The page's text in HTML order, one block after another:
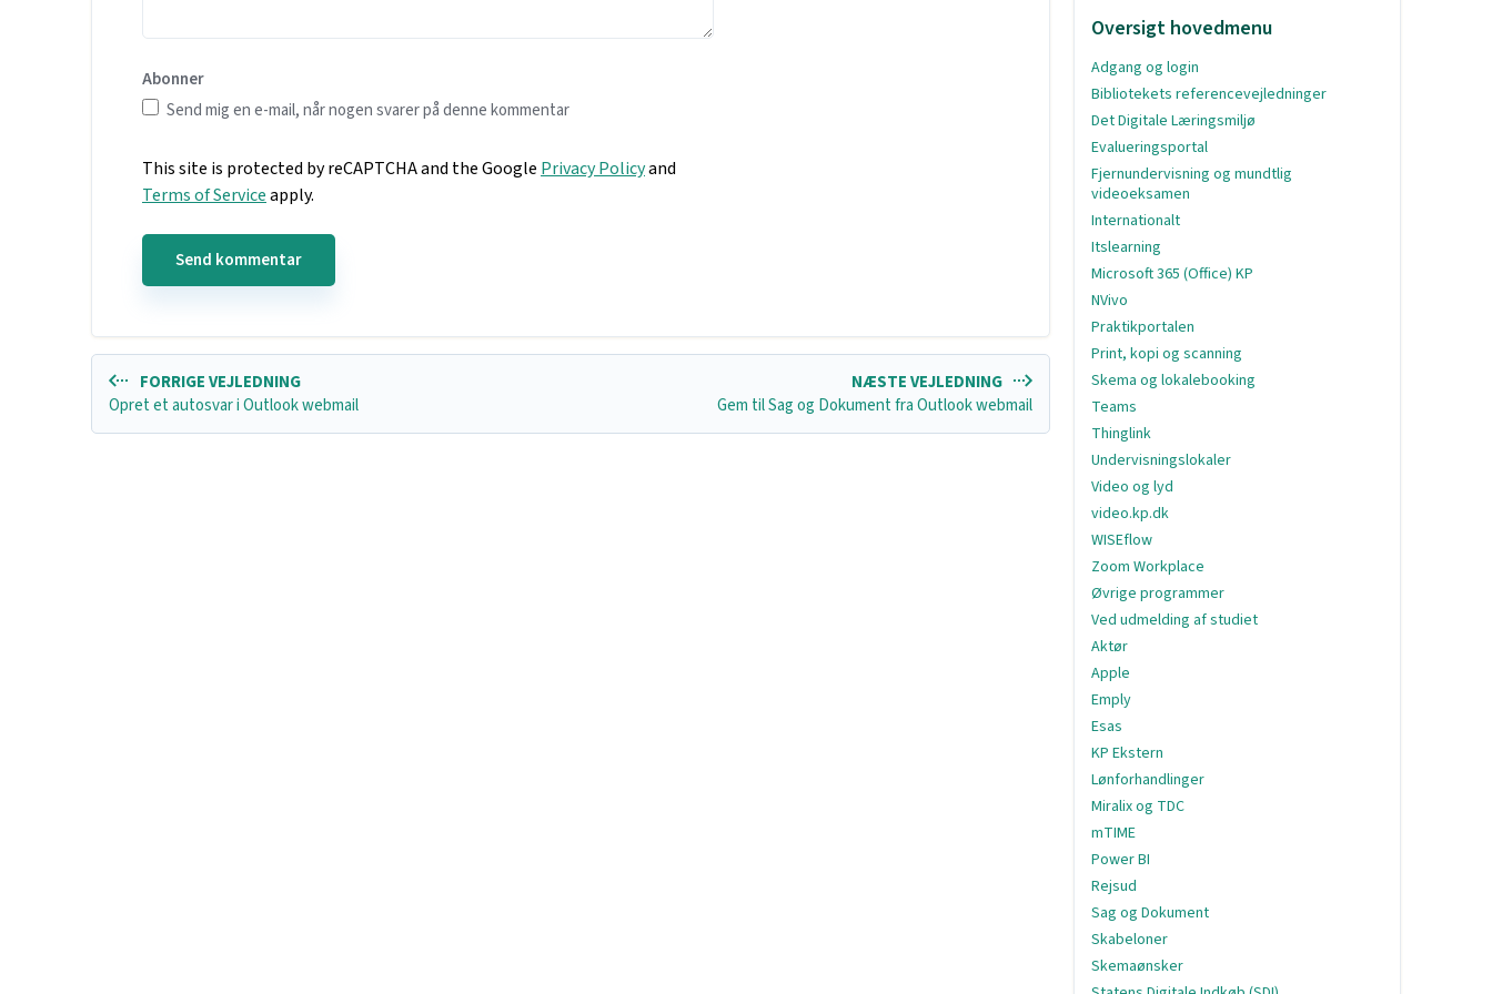
Abonner
Send mig en e-mail, når nogen svarer på denne kommentar
This site is protected by reCAPTCHA and the Google Privacy Policyand
Terms of Serviceapply.
FORRIGE VEJLEDNING
Opret et autosvar i Outlook webmail
NÆSTE VEJLEDNING
Gem til Sag og Dokument fra Outlook webmail
Oversigt hovedmenu
Adgang og login
Bibliotekets referencevejledninger
Det Digitale Læringsmiljø
Evalueringsportal
Fjernundervisning og mundtlig
videoeksamen
Internationalt
Itslearning
Microsoft 365 (Office) KP
NVivo
Praktikportalen
Print, kopi og scanning
Skema og lokalebooking
Teams
Thinglink
Undervisningslokaler
Video og lyd
video.kp.dk
WISEflow
Zoom Workplace
Øvrige programmer
Ved udmelding af studiet
Aktør
Apple
Emply
Esas
KP Ekstern
Lønforhandlinger
Miralix og TDC
mTIME
Power BI
Rejsud
Sag og Dokument
Skabeloner
Skemaønsker